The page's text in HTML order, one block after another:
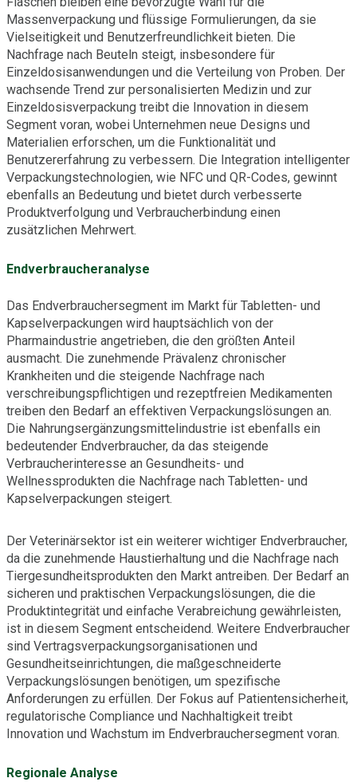
Massenverpackung und flüssige Formulierungen, da sie
Vielseitigkeit und Benutzerfreundlichkeit bieten. Die
Nachfrage nach Beuteln steigt, insbesondere für
Einzeldosisanwendungen und die Verteilung von Proben. Der
wachsende Trend zur personalisierten Medizin und zur
Einzeldosisverpackung treibt die Innovation in diesem
Segment voran, wobei Unternehmen neue Designs und
Materialien erforschen, um die Funktionalität und
Benutzererfahrung zu verbessern. Die Integration intelligenter
Verpackungstechnologien, wie NFC und QR-Codes, gewinnt
ebenfalls an Bedeutung und bietet durch verbesserte
Produktverfolgung und Verbraucherbindung einen
zusätzlichen Mehrwert.
Endverbraucheranalyse
Das Endverbrauchersegment im Markt für Tabletten- und
Kapselverpackungen wird hauptsächlich von der
Pharmaindustrie angetrieben, die den größten Anteil
ausmacht. Die zunehmende Prävalenz chronischer
Krankheiten und die steigende Nachfrage nach
verschreibungspflichtigen und rezeptfreien Medikamenten
treiben den Bedarf an effektiven Verpackungslösungen an.
Die Nahrungsergänzungsmittelindustrie ist ebenfalls ein
bedeutender Endverbraucher, da das steigende
Verbraucherinteresse an Gesundheits- und
Wellnessprodukten die Nachfrage nach Tabletten- und
Kapselverpackungen steigert.
Der Veterinärsektor ist ein weiterer wichtiger Endverbraucher,
da die zunehmende Haustierhaltung und die Nachfrage nach
Tiergesundheitsprodukten den Markt antreiben. Der Bedarf an
sicheren und praktischen Verpackungslösungen, die die
Produktintegrität und einfache Verabreichung gewährleisten,
ist in diesem Segment entscheidend. Weitere Endverbraucher
sind Vertragsverpackungsorganisationen und
Gesundheitseinrichtungen, die maßgeschneiderte
Verpackungslösungen benötigen, um spezifische
Anforderungen zu erfüllen. Der Fokus auf Patientensicherheit,
regulatorische Compliance und Nachhaltigkeit treibt
Innovation und Wachstum im Endverbrauchersegment voran.
Regionale Analyse